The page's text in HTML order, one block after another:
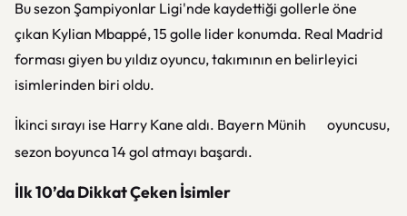
Bu sezon Şampiyonlar Ligi'nde kaydettiği gollerle öne
çıkan Kylian Mbappé, 15 golle lider konumda. Real Madrid
forması giyen bu yıldız oyuncu, takımının en belirleyici
isimlerinden biri oldu.
İkinci sırayı ise Harry Kane aldı. Bayern Münih
oyuncusu,
sezon boyunca 14 gol atmayı başardı.
İlk 10’da Dikkat Çeken İsimler